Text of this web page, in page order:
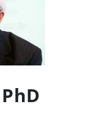
PhD